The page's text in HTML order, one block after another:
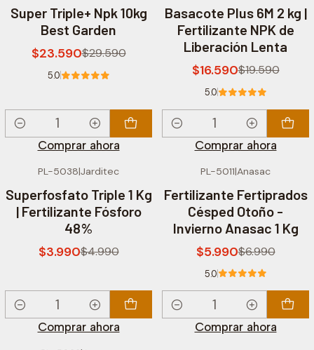
Super Triple+ Npk 10kg
Best Garden
$23.590$29.590
5.0
Cantidad
Comprar ahora
Basacote Plus 6M 2 kg |
Fertilizante NPK de
Liberación Lenta
$16.590$19.590
5.0
Cantidad
Comprar ahora
PL-5038|Jarditec
Superfosfato Triple 1 Kg
| Fertilizante Fósforo
48%
$3.990$4.990
Cantidad
Comprar ahora
PL-5011|Anasac
Fertilizante Fertiprados
Césped Otoño -
Invierno Anasac 1 Kg
$5.990$6.990
5.0
Cantidad
Comprar ahora